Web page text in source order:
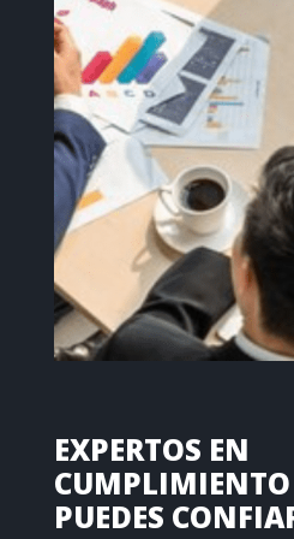
EXPERTOS EN
CUMPLIMIENTO
PUEDES